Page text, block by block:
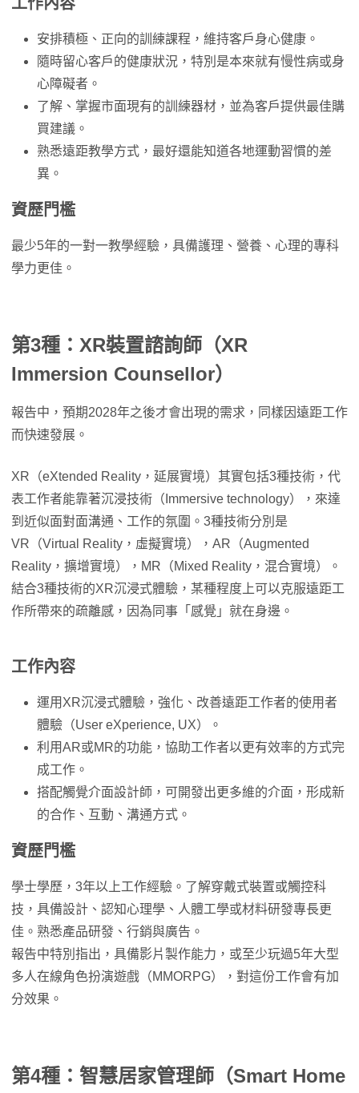
安排積極、正向的訓練課程，維持客戶身心健康。
隨時留心客戶的健康狀況，特別是本來就有慢性病或身
心障礙者。
了解、掌握市面現有的訓練器材，並為客戶提供最佳購
買建議。
熟悉遠距教學方式，最好還能知道各地運動習慣的差
異。
資歷門檻
最少5年的一對一教學經驗，具備護理、營養、心理的專科
學力更佳。
第3種：XR裝置諮詢師（XR
Immersion Counsellor）
報告中，預期2028年之後才會出現的需求，同樣因遠距工作
而快速發展。
XR（eXtended Reality，延展實境）其實包括3種技術，代
表工作者能靠著沉浸技術（Immersive technology），來達
到近似面對面溝通、工作的氛圍。3種技術分別是
VR（Virtual Reality，虛擬實境），AR（Augmented
Reality，擴增實境），MR（Mixed Reality，混合實境）。
結合3種技術的XR沉浸式體驗，某種程度上可以克服遠距工
作所帶來的疏離感，因為同事「感覺」就在身邊。
工作內容
運用XR沉浸式體驗，強化、改善遠距工作者的使用者
體驗（User eXperience, UX）。
利用AR或MR的功能，協助工作者以更有效率的方式完
成工作。
搭配觸覺介面設計師，可開發出更多維的介面，形成新
的合作、互動、溝通方式。
資歷門檻
學士學歷，3年以上工作經驗。了解穿戴式裝置或觸控科
技，具備設計、認知心理學、人體工學或材料研發專長更
佳。熟悉產品研發、行銷與廣告。
報告中特別指出，具備影片製作能力，或至少玩過5年大型
多人在線角色扮演遊戲（MMORPG），對這份工作會有加
分效果。
第4種：智慧居家管理師（Smart Home